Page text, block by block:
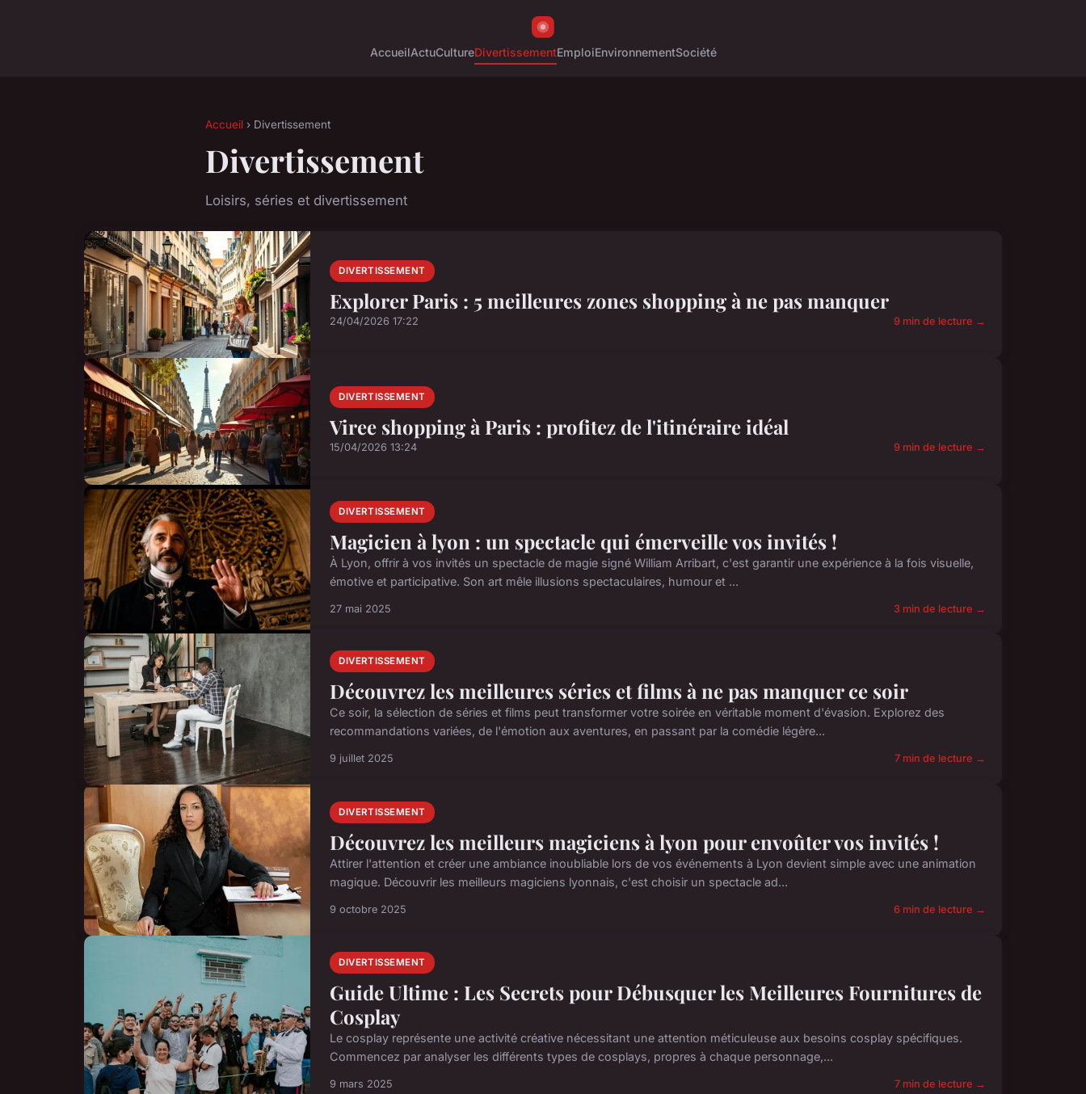
AccueilActuCultureDivertissementEmploiEnvironnementSociété
Accueil › Divertissement
Divertissement
Loisirs, séries et divertissement
DIVERTISSEMENT
Explorer Paris : 5 meilleures zones shopping à ne pas manquer
24/04/2026 17:22 9 min de lecture →
DIVERTISSEMENT
Viree shopping à Paris : profitez de l'itinéraire idéal
15/04/2026 13:24 9 min de lecture →
DIVERTISSEMENT
Magicien à lyon : un spectacle qui émerveille vos invités !
À Lyon, offrir à vos invités un spectacle de magie signé William Arribart, c'est garantir une expérience à la fois visuelle,
émotive et participative. Son art mêle illusions spectaculaires, humour et ...
27 mai 2025 3 min de lecture →
DIVERTISSEMENT
Découvrez les meilleures séries et films à ne pas manquer ce soir
Ce soir, la sélection de séries et films peut transformer votre soirée en véritable moment d'évasion. Explorez des
recommandations variées, de l'émotion aux aventures, en passant par la comédie légère...
9 juillet 2025 7 min de lecture →
DIVERTISSEMENT
Découvrez les meilleurs magiciens à lyon pour envoûter vos invités !
Attirer l'attention et créer une ambiance inoubliable lors de vos événements à Lyon devient simple avec une animation
magique. Découvrir les meilleurs magiciens lyonnais, c'est choisir un spectacle ad...
9 octobre 2025 6 min de lecture →
DIVERTISSEMENT
Guide Ultime : Les Secrets pour Débusquer les Meilleures Fournitures de
Cosplay
Le cosplay représente une activité créative nécessitant une attention méticuleuse aux besoins cosplay spécifiques.
Commencez par analyser les différents types de cosplays, propres à chaque personnage,...
9 mars 2025 7 min de lecture →